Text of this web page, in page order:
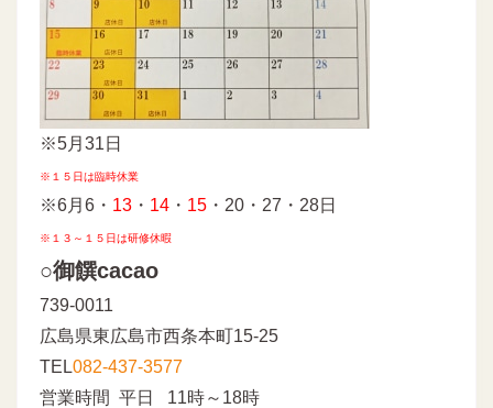
※5月31日
※１５日は臨時休業
※6月6・ 13 ・ 14 ・ 15 ・20・27・28日
※１３～１５日は研修休暇
○御饌cacao
739-0011
広島県東広島市西条本町15-25
TEL082-437-3577
営業時間 平日 11時～18時